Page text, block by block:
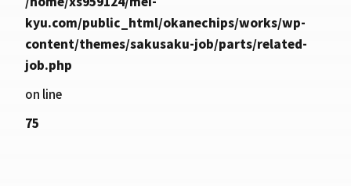
kyu.com/public_html/okanechips/works/wp-
content/themes/sakusaku-job/parts/related-
job.php
on line
75